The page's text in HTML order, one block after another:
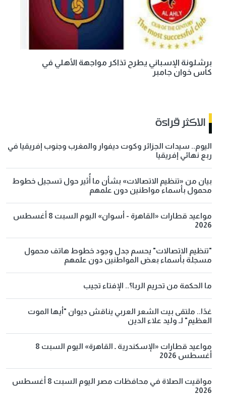
برشلونة الإسباني يطرح تذاكر مواجهة الأهلي في
كأس خوان جامبر
الاكثر قراءة
اليوم.. سيدات الجزائر وكوت ديفوار والمغرب وجنوب إفريقيا في
ربع نهائي إفريقيا
بيان من «تنظيم الاتصالات» بشأن ما أُثير حول تسجيل خطوط
محمول بأسماء مواطنين دون علمهم
مواعيد قطارات «القاهرة - أسوان» اليوم السبت 8 أغسطس
2026
"تنظيم الاتصالات" يحسم جدل وجود خطوط هاتف محمول
مسجلة بأسماء بعض المواطنين دون علمهم
ما الحكمة من تحريم الربا؟.. الإفتاء تجيب
غدًا.. ملتقى بيت الشعر العربي يناقش ديوان "أيها الموت
العظيم" لـ وليد علاء الدين
مواعيد قطارات «الإسكندرية ـ القاهرة» اليوم السبت 8
أغسطس 2026
مواقيت الصلاة في محافظات مصر اليوم السبت 8 أغسطس
2026